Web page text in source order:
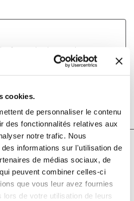
cookies.
de personnaliser le contenu
des fonctionnalités relatives aux
notre trafic. Nous
informations sur l'utilisation de
de médias sociaux, de
peuvent combiner celles-ci
que vous leur avez fournies
lors de votre utilisation de leurs
of Surgical Oncology
Guyon, O. Glehen, D. Goere, D.